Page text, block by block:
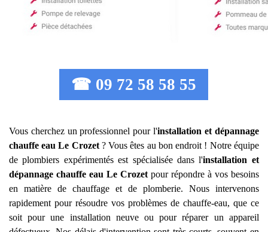
☎ 09 72 58 58 55
Vous cherchez un professionnel pour l'installation et dépannage
chauffe eau Le Crozet? Vous êtes au bon endroit ! Notre équipe
de plombiers expérimentés est spécialisée dans l'installation et
dépannage chauffe eau Le Crozetpour répondre à vos besoins
en matière de chauffage et de plomberie. Nous intervenons
rapidement pour résoudre vos problèmes de chauffe-eau, que ce
soit pour une installation neuve ou pour réparer un appareil